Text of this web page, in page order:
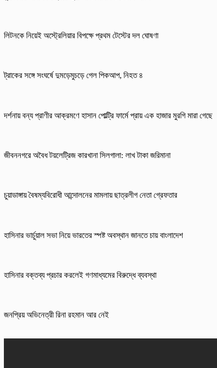
লিটনকে নিয়েই অস্ট্রেলিয়ার বিপক্ষে প্রথম টেস্টের দল ঘোষণা
ট্রাকের সঙ্গে সংঘর্ষে দুমড়েমুচড়ে গেল পিকআপ, নিহত ৪
দর্শনায় বন্য প্রাণীর আক্রমণে হাসান পোল্ট্রি ফার্মে প্রায় এক হাজার মুরগি মারা গেছে
জীবননগরে অবৈধ টয়লেট্রিজ কারখানা সিলগালা: লাখ টাকা জরিমানা
চুয়াডাঙ্গায় বৈষম্যবিরোধী আন্দোলনের মামলায় ছাত্রলীগ নেতা গ্রেফতার
হাসিনার ভার্চুয়াল সভা নিয়ে ভারতের স্পষ্ট অবস্থান জানতে চায় বাংলাদেশ
হাসিনার বক্তব্য প্রচার করলেই গণমাধ্যমের বিরুদ্ধে ব্যবস্থা
জনপ্রিয় অভিনেত্রী রিনা রহমান আর নেই